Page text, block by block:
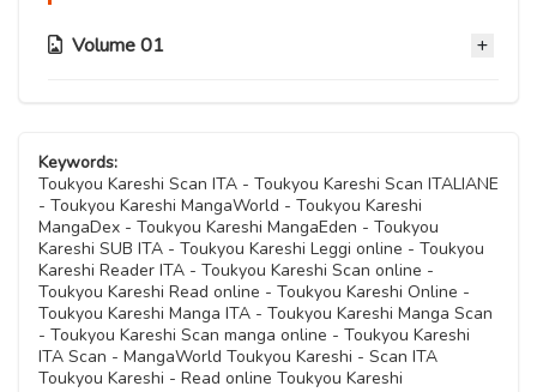
Volume 01
Capitolo 02
28 Settembre 2020
Capitolo 01
28 Settembre 2020
Keywords:
Toukyou Kareshi Scan ITA - Toukyou Kareshi Scan ITALIANE
- Toukyou Kareshi MangaWorld - Toukyou Kareshi
MangaDex - Toukyou Kareshi MangaEden - Toukyou
Kareshi SUB ITA - Toukyou Kareshi Leggi online - Toukyou
Kareshi Reader ITA - Toukyou Kareshi Scan online -
Toukyou Kareshi Read online - Toukyou Kareshi Online -
Toukyou Kareshi Manga ITA - Toukyou Kareshi Manga Scan
- Toukyou Kareshi Scan manga online - Toukyou Kareshi
ITA Scan - MangaWorld Toukyou Kareshi - Scan ITA
Toukyou Kareshi - Read online Toukyou Kareshi